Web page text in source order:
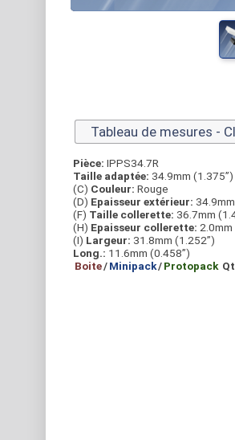
Tableau de mesures -
Pièce: IPPS34.7R
Taille adaptée: 34.9mm (1.375”)
(C) Couleur: Rouge
(D) Epaisseur extérieur:
(F) Taille collerette: 36.7mm
(H) Epaisseur collerette:
(I) Largeur: 31.8mm (1.252”)
Long.: 11.6mm (0.458”)
Boite/Minipack/Protopack